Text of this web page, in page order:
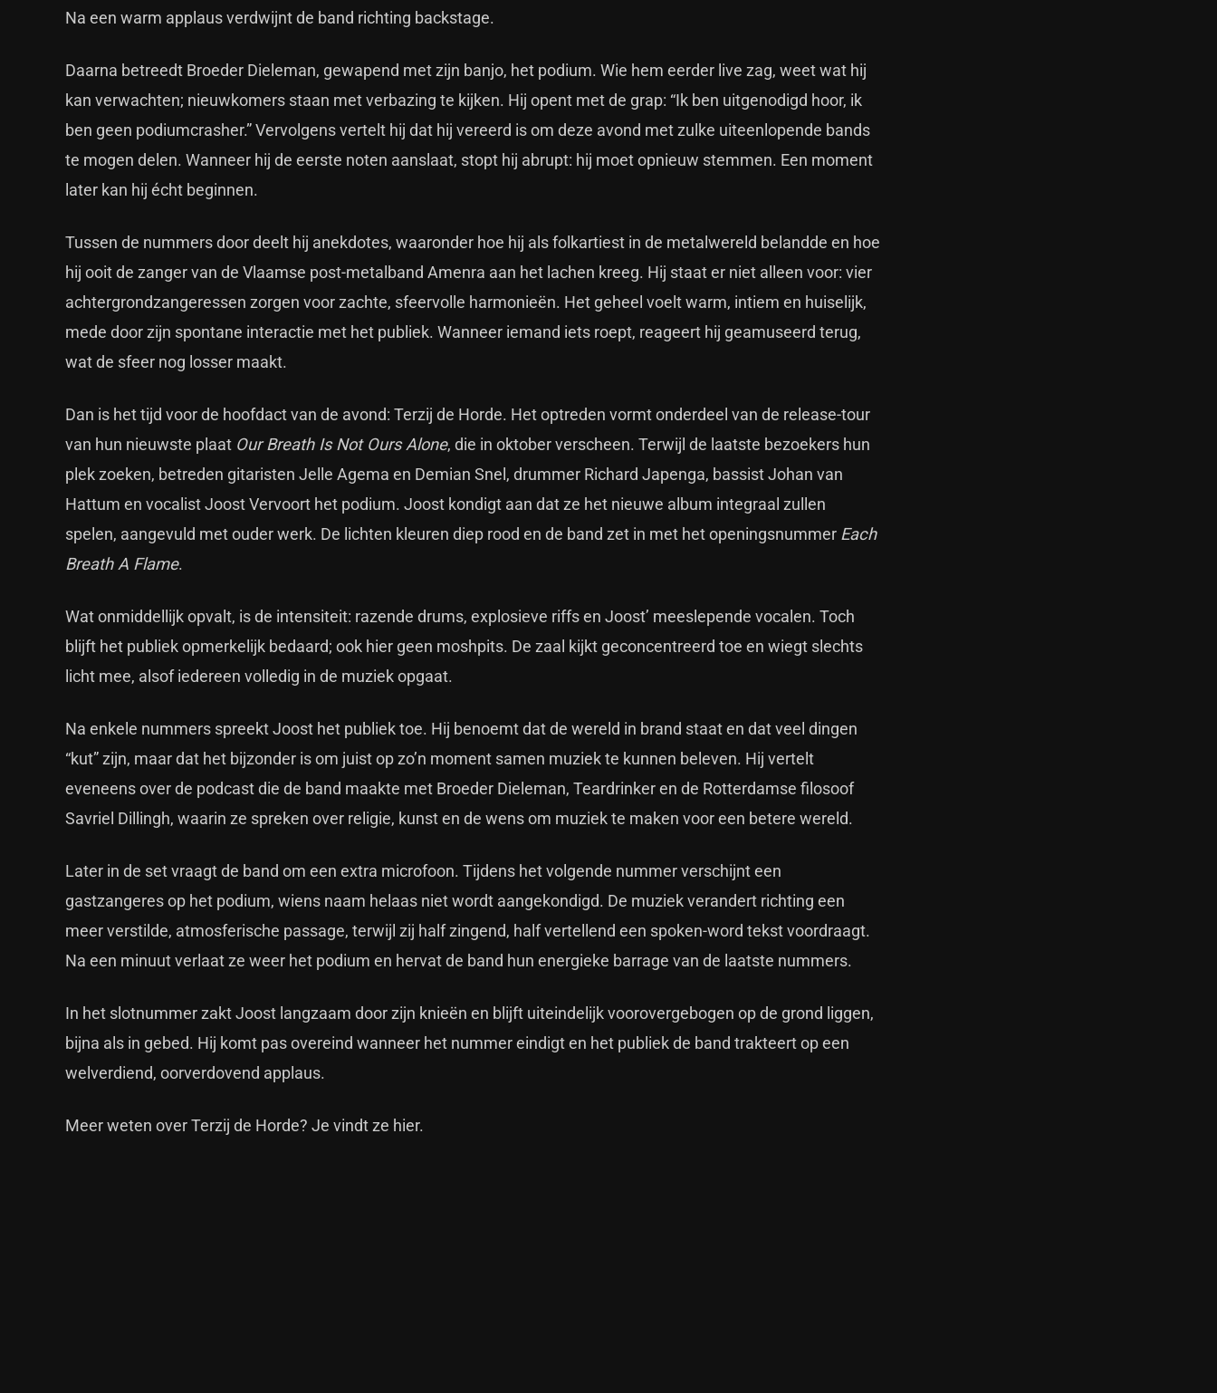
Na een warm applaus verdwijnt de band richting backstage.
Daarna betreedt Broeder Dieleman, gewapend met zijn banjo, het podium. Wie hem eerder live zag, weet wat hij
kan verwachten; nieuwkomers staan met verbazing te kijken. Hij opent met de grap: “Ik ben uitgenodigd hoor, ik
ben geen podiumcrasher.” Vervolgens vertelt hij dat hij vereerd is om deze avond met zulke uiteenlopende bands
te mogen delen. Wanneer hij de eerste noten aanslaat, stopt hij abrupt: hij moet opnieuw stemmen. Een moment
later kan hij écht beginnen.
Tussen de nummers door deelt hij anekdotes, waaronder hoe hij als folkartiest in de metalwereld belandde en hoe
hij ooit de zanger van de Vlaamse post-metalband Amenra aan het lachen kreeg. Hij staat er niet alleen voor: vier
achtergrondzangeressen zorgen voor zachte, sfeervolle harmonieën. Het geheel voelt warm, intiem en huiselijk,
mede door zijn spontane interactie met het publiek. Wanneer iemand iets roept, reageert hij geamuseerd terug,
wat de sfeer nog losser maakt.
Dan is het tijd voor de hoofdact van de avond: Terzij de Horde. Het optreden vormt onderdeel van de release-tour
van hun nieuwste plaat Our Breath Is Not Ours Alone, die in oktober verscheen. Terwijl de laatste bezoekers hun
plek zoeken, betreden gitaristen Jelle Agema en Demian Snel, drummer Richard Japenga, bassist Johan van
Hattum en vocalist Joost Vervoort het podium. Joost kondigt aan dat ze het nieuwe album integraal zullen
spelen, aangevuld met ouder werk. De lichten kleuren diep rood en de band zet in met het openingsnummer Each
Breath A Flame.
Wat onmiddellijk opvalt, is de intensiteit: razende drums, explosieve riffs en Joost’ meeslepende vocalen. Toch
blijft het publiek opmerkelijk bedaard; ook hier geen moshpits. De zaal kijkt geconcentreerd toe en wiegt slechts
licht mee, alsof iedereen volledig in de muziek opgaat.
Na enkele nummers spreekt Joost het publiek toe. Hij benoemt dat de wereld in brand staat en dat veel dingen
“kut” zijn, maar dat het bijzonder is om juist op zo’n moment samen muziek te kunnen beleven. Hij vertelt
eveneens over de podcast die de band maakte met Broeder Dieleman, Teardrinker en de Rotterdamse filosoof
Savriel Dillingh, waarin ze spreken over religie, kunst en de wens om muziek te maken voor een betere wereld.
Later in de set vraagt de band om een extra microfoon. Tijdens het volgende nummer verschijnt een
gastzangeres op het podium, wiens naam helaas niet wordt aangekondigd. De muziek verandert richting een
meer verstilde, atmosferische passage, terwijl zij half zingend, half vertellend een spoken-word tekst voordraagt.
Na een minuut verlaat ze weer het podium en hervat de band hun energieke barrage van de laatste nummers.
In het slotnummer zakt Joost langzaam door zijn knieën en blijft uiteindelijk voorovergebogen op de grond liggen,
bijna als in gebed. Hij komt pas overeind wanneer het nummer eindigt en het publiek de band trakteert op een
welverdiend, oorverdovend applaus.
Meer weten over Terzij de Horde? Je vindt ze hier.